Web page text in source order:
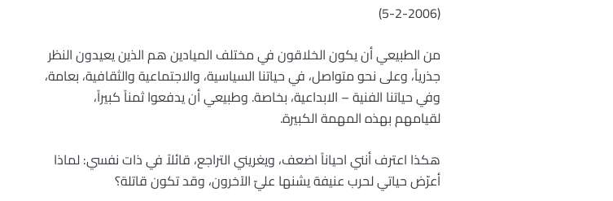
(5-2-2006)
من الطبيعي أن يكون الخلاقون في مختلف الميادين هم الذين يعيدون النظر
جذرياً، وعلى نحو متواصل، في حياتنا السياسية، والاجتماعية والثقافية، بعامة،
وفي حياتنا الفنية – الابداعية، بخاصة. وطبيعي أن يدفعوا ثمناً كبيراً،
لقيامهم بهذه المهمة الكبيرة.
هكذا اعترف أنني احياناً اضعف، ويغريني التراجع، قائلاً في ذات نفسي: لماذا
أعرّض حياتي لحرب عنيفة يشنها عليّ الآخرون، وقد تكون قاتلة؟